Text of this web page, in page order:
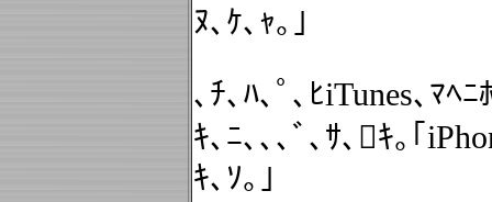
ﾇ､ｹ､ｬ｡｣
､ﾁ､ﾊ､ﾟ､ﾋiTunes､ﾏﾍ
ｷ､ﾆ､､､ﾞ､ｻ､ｷ｡｢
ｷ､ｿ｡｣